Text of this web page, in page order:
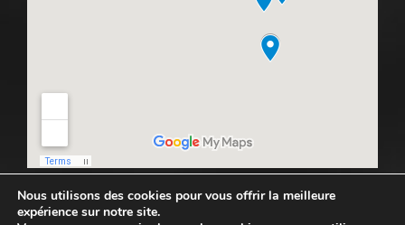
Copyright © 2025 PROJECT-150. All rights reserved.
Nous utilisons des cookies pour vous offrir la meilleure
expérience sur notre site.